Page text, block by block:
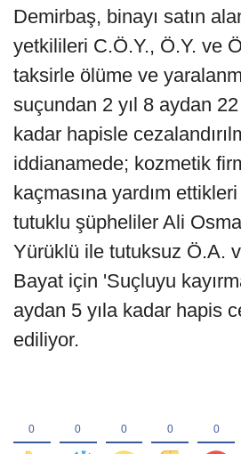
Demirbaş, binayı satın
yetkilileri C.Ö.Y., Ö.Y. ve
taksirle ölüme ve
suçundan 2 yıl 8 aydan
kadar hapisle
iddianamede; kozmetik
kaçmasına yardım
tutuklu şüpheliler Ali
Yürüklü ile tutuksuz Ö.A.
Bayat için 'Suçluyu
aydan 5 yıla kadar hapis
ediliyor.